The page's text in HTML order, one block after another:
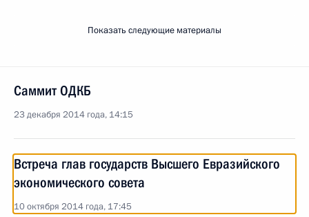
Показать следующие материалы
Саммит ОДКБ
23 декабря 2014 года, 14:15
Встреча глав государств Высшего Евразийского
экономического совета
10 октября 2014 года, 17:45